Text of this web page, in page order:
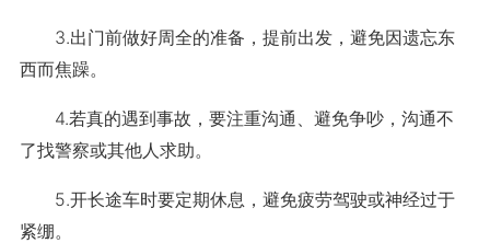
3.出门前做好周全的准备，提前出发，避免因遗忘东
西而焦躁。
4.若真的遇到事故，要注重沟通、避免争吵，沟通不
了找警察或其他人求助。
5.开长途车时要定期休息，避免疲劳驾驶或神经过于
紧绷。